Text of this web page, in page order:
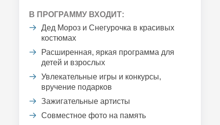
В ПРОГРАММУ ВХОДИТ:
Дед Мороз и Снегурочка в красивых
костюмах
Расширенная, яркая программа для
детей и взрослых
Увлекательные игры и конкурсы,
вручение подарков
Зажигательные артисты
Совместное фото на память